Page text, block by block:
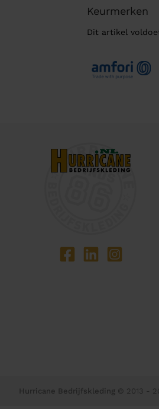
Keurmerken
Dit artikel
Hurricane Bedrijfskleding © 2013 -